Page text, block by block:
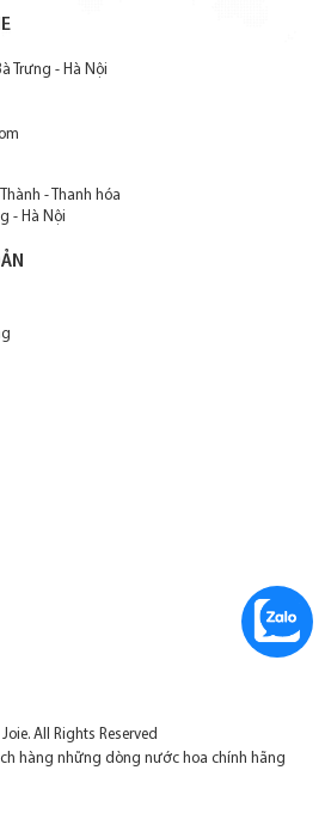
Trưng - Hà Nội
- Thanh hóa
- Hà Nội
All Rights Reserved
hàng những dòng nước hoa chính hãng